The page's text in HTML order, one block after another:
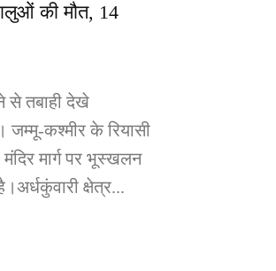
की मौत, 14
से तबाही देखे
जम्मू-कश्मीर के रियासी
मंदिर मार्ग पर भूस्खलन
क्षेत्र...